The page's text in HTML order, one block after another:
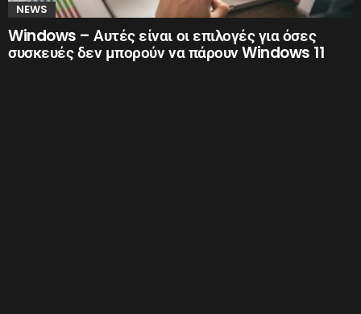
NEWS
Windows – Αυτές είναι οι επιλογές για όσες
συσκευές δεν μπορούν να πάρουν Windows 11